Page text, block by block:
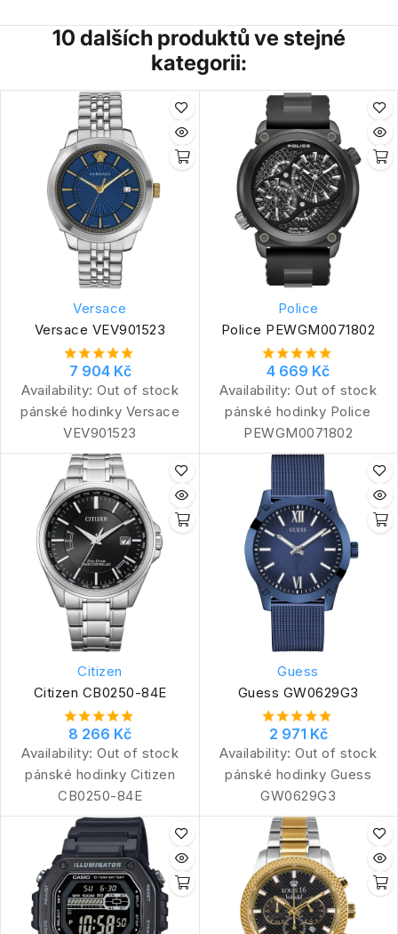
10 dalších produktů ve stejné
kategorii:
Versace
Versace VEV901523
7 904 Kč
Availability: Out of stock
pánské hodinky Versace
VEV901523
Police
Police PEWGM0071802
4 669 Kč
Availability: Out of stock
pánské hodinky Police
PEWGM0071802
Citizen
Citizen CB0250-84E
8 266 Kč
Availability: Out of stock
pánské hodinky Citizen
CB0250-84E
Guess
Guess GW0629G3
2 971 Kč
Availability: Out of stock
pánské hodinky Guess
GW0629G3